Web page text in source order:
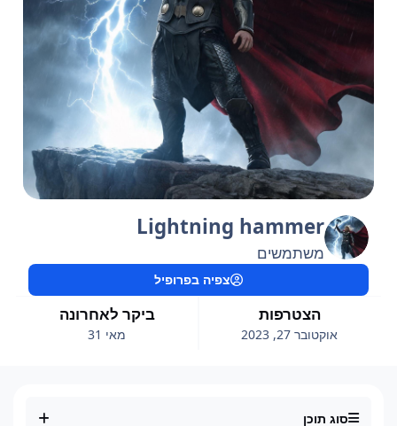
Lightning hammer
משתמשים
הצטרפות
אוקטובר 27, 2023
ביקר לאחרונה
מאי 31
צפיה בפרופיל
סוג תוכן